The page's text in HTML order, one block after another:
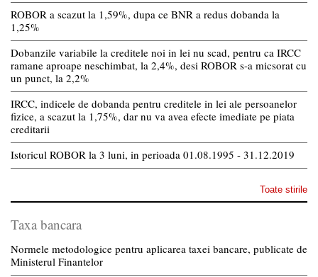
ROBOR a scazut la 1,59%, dupa ce BNR a redus dobanda la
1,25%
Dobanzile variabile la creditele noi in lei nu scad, pentru ca IRCC
ramane aproape neschimbat, la 2,4%, desi ROBOR s-a micsorat cu
un punct, la 2,2%
IRCC, indicele de dobanda pentru creditele in lei ale persoanelor
fizice, a scazut la 1,75%, dar nu va avea efecte imediate pe piata
creditarii
Istoricul ROBOR la 3 luni, in perioada 01.08.1995 - 31.12.2019
Toate stirile
Taxa bancara
Normele metodologice pentru aplicarea taxei bancare, publicate de
Ministerul Finantelor